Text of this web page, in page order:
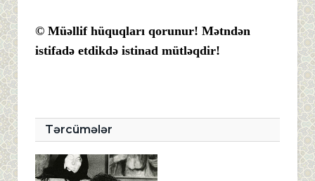
© Müəllif hüquqları qorunur! Mətndən
istifadə etdikdə istinad mütləqdir!
Tərcümələr